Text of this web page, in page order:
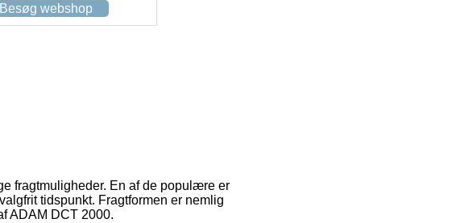
Besøg webshop
fragtmuligheder. En af de populære er
tidspunkt. Fragtformen er nemlig
ADAM DCT 2000.